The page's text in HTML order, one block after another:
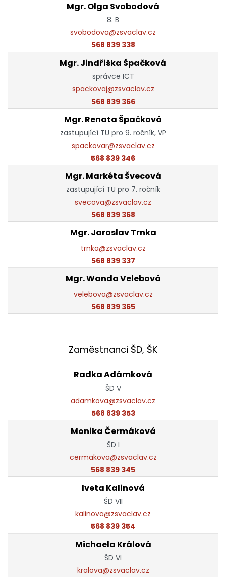
Mgr. Olga Svobodová
8. B
svobodova@zsvaclav.cz
568 839 338
Mgr. Jindřiška Špačková
správce ICT
spackovaj@zsvaclav.cz
568 839 366
Mgr. Renata Špačková
zastupující TU pro 9. ročník, VP
spackovar@zsvaclav.cz
568 839 346
Mgr. Markéta Švecová
zastupující TU pro 7. ročník
svecova@zsvaclav.cz
568 839 368
Mgr. Jaroslav Trnka
trnka@zsvaclav.cz
568 839 337
Mgr. Wanda Velebová
velebova@zsvaclav.cz
568 839 365
Zaměstnanci ŠD, ŠK
Radka Adámková
ŠD V
adamkova@zsvaclav.cz
568 839 353
Monika Čermáková
ŠD I
cermakova@zsvaclav.cz
568 839 345
Iveta Kalinová
ŠD VII
kalinova@zsvaclav.cz
568 839 354
Michaela Králová
ŠD VI
kralova@zsvaclav.cz